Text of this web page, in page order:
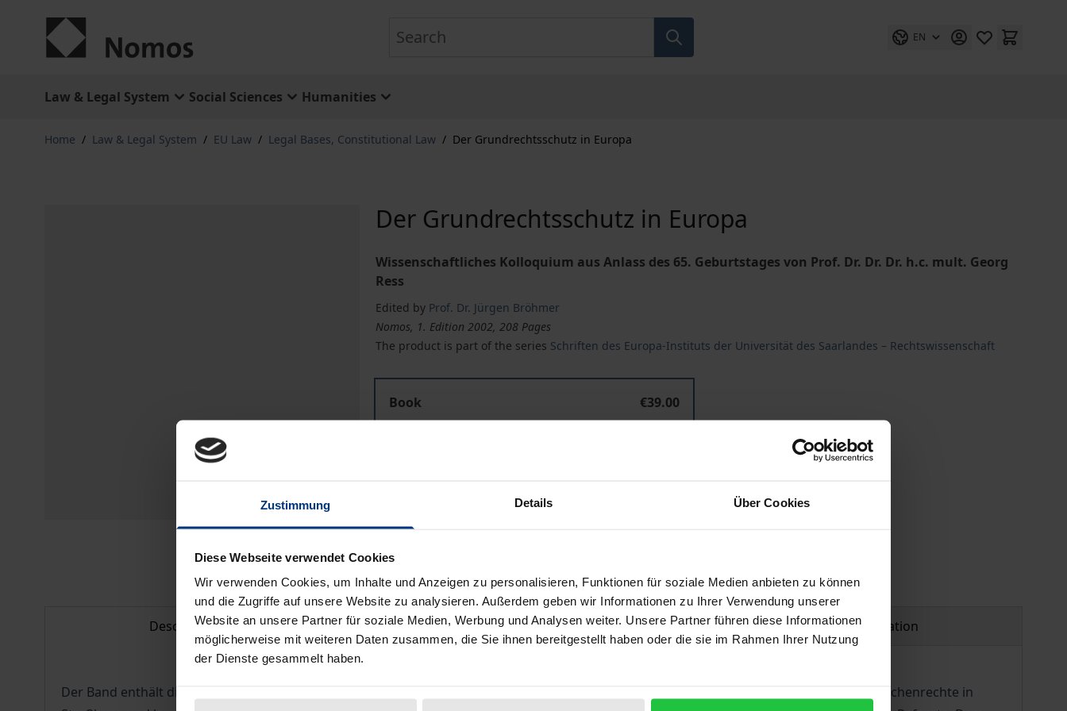
Zustimmung Details Über Cookies
Diese Webseite verwendet Cookies
Wir verwenden Cookies, um Inhalte und Anzeigen zu personalisieren, Funktionen für soziale Medien anbieten zu können
und die Zugriffe auf unsere Website zu analysieren. Außerdem geben wir Informationen zu Ihrer Verwendung unserer
Website an unsere Partner für soziale Medien, Werbung und Analysen weiter. Unsere Partner führen diese Informationen
möglicherweise mit weiteren Daten zusammen, die Sie ihnen bereitgestellt haben oder die sie im Rahmen Ihrer Nutzung
der Dienste gesammelt haben.
EN
Law & Legal System Social Sciences Humanities
Home / Law & Legal System / EU Law / Legal Bases, Constitutional Law / Der Grundrechtsschutz in Europa
Der Grundrechtsschutz in Europa
Wissenschaftliches Kolloquium aus Anlass des 65. Geburtstages von Prof. Dr. Dr. Dr. h.c. mult. Georg
Ress
Edited by Prof. Dr. Jürgen Bröhmer
Nomos, 1. Edition 2002, 208 Pages
The product is part of the series Schriften des Europa-Instituts der Universität des Saarlandes – Rechtswissenschaft
Book
€39.00
Description Bibliographical data Product safety information
Der Band enthält die anlässlich eines Festkolloquiums zum 65. Geburtstag des deutschen Richters am Europäischen Gerichtshof für Menschenrechte in